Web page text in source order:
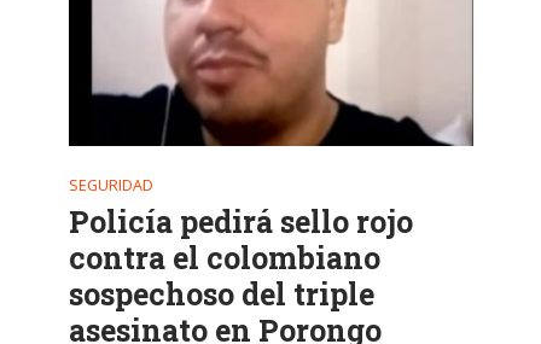
SEGURIDAD
Policía pedirá sello rojo
contra el colombiano
sospechoso del triple
asesinato en Porongo